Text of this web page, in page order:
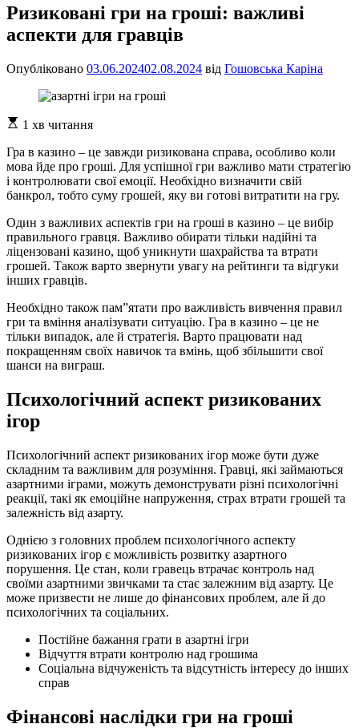
Ризиковані гри на гроші: важливі
аспекти для гравців
Опубліковано 03.06.202402.08.2024 від Гошовська Каріна
Орієнтовний
читання
1 хв читання
Гра в казино – це завжди ризикована справа, особливо коли
мова йде про гроші. Для успішної гри важливо мати стратегію
і контролювати свої емоції. Необхідно визначити свій
банкрол, тобто суму грошей, яку ви готові витратити на гру.
Один з важливих аспектів гри на гроші в казино – це вибір
правильного гравця. Важливо обирати тільки надійні та
ліцензовані казино, щоб уникнути шахрайства та втрати
грошей. Також варто звернути увагу на рейтинги та відгуки
інших гравців.
Необхідно також пам”ятати про важливість вивчення правил
гри та вміння аналізувати ситуацію. Гра в казино – це не
тільки випадок, але й стратегія. Варто працювати над
покращенням своїх навичок та вмінь, щоб збільшити свої
шанси на виграш.
Психологічний аспект ризикованих
ігор
Психологічний аспект ризикованих ігор може бути дуже
складним та важливим для розуміння. Гравці, які займаються
азартними іграми, можуть демонструвати різні психологічні
реакції, такі як емоційне напруження, страх втрати грошей та
залежність від азарту.
Однією з головних проблем психологічного аспекту
ризикованих ігор є можливість розвитку азартного
порушення. Це стан, коли гравець втрачає контроль над
своїми азартними звичками та стає залежним від азарту. Це
може призвести не лише до фінансових проблем, але й до
психологічних та соціальних.
Постійне бажання грати в азартні ігри
Відчуття втрати контролю над грошима
Соціальна відчуженість та відсутність інтересу до інших
справ
Фінансові наслідки гри на гроші